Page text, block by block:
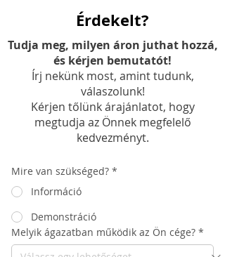
Érdekelt?
Tudja meg, milyen áron juthat hozzá,
és kérjen bemutatót!
Írj nekünk most, amint tudunk,
válaszolunk!
Kérjen tőlünk árajánlatot, hogy
megtudja az Önnek megfelelő
kedvezményt.
Mire van szükséged? *
Információ
Demonstráció
Melyik ágazatban működik az Ön cége? *